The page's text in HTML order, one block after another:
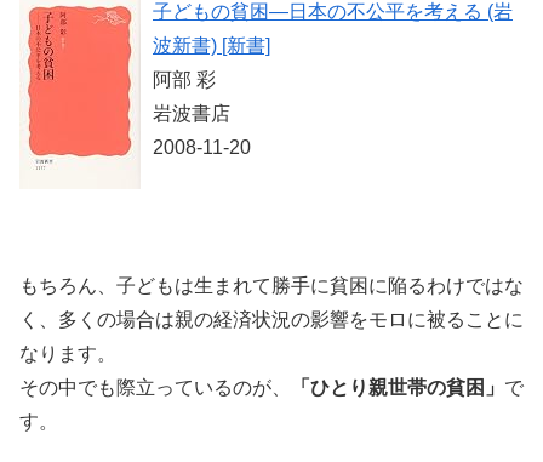
子どもの貧困―日本の不公平を考える (岩
波新書) [新書]
阿部 彩
岩波書店
2008-11-20
もちろん、子どもは生まれて勝手に貧困に陥るわけではな
く、多くの場合は親の経済状況の影響をモロに被ることに
なります。
その中でも際立っているのが、
「ひとり親世帯の貧困」 で
す。